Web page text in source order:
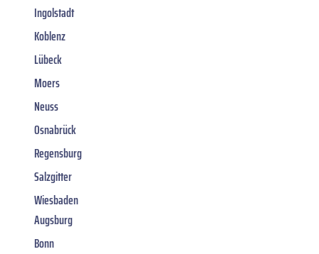
Ingolstadt
Koblenz
Lübeck
Moers
Neuss
Osnabrück
Regensburg
Salzgitter
Wiesbaden
Augsburg
Bonn